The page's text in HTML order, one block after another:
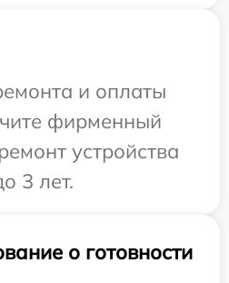
и оплаты
фирменный
устройства
3 лет.
о готовности